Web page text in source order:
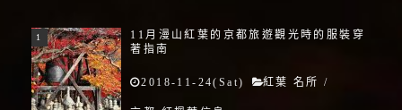
11月漫山紅葉的京都旅遊觀光時的服裝穿
著指南
2018-11-24(Sat) 紅葉 名所 /